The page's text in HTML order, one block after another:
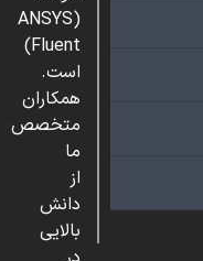
(ANSYS
Fluent)
است.
همکاران
متخصص
ما
از
دانش
بالایی